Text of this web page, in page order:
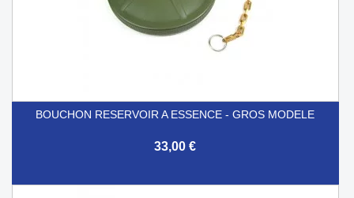
BOUCHON RESERVOIR A ESSENCE - GROS MODELE
33,00 €